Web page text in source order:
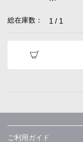
総在庫数： 1 / 1
ご利用ガイド